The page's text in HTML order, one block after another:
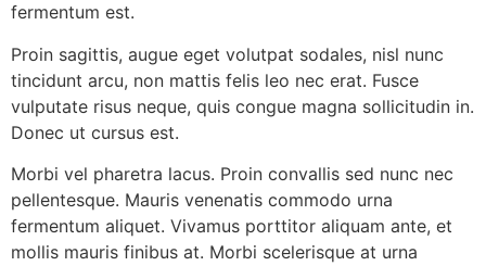
fermentum est.
Proin sagittis, augue eget volutpat sodales, nisl nunc
tincidunt arcu, non mattis felis leo nec erat. Fusce
vulputate risus neque, quis congue magna sollicitudin in.
Donec ut cursus est.
Morbi vel pharetra lacus. Proin convallis sed nunc nec
pellentesque. Mauris venenatis commodo urna
fermentum aliquet. Vivamus porttitor aliquam ante, et
mollis mauris finibus at. Morbi scelerisque at urna